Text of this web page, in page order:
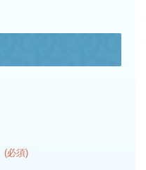
(必須)